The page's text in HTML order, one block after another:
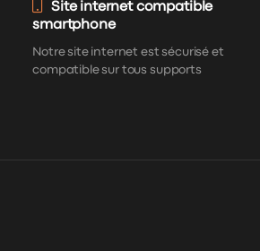
Site internet compatible
smartphone
Notre site internet est sécurisé et
compatible sur tous supports